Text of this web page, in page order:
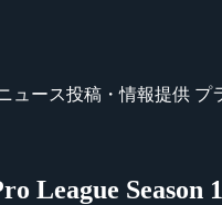
ュース投稿・情報提供 プ
League